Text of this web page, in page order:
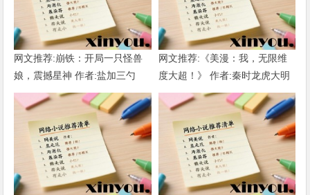
网文推荐:崩铁：开局一只怪兽
娘，震撼星神 作者:盐加三勺
（1-218）TXT下载
网文推荐:《美漫：我，无限维
度大超！》 作者:秦时龙虎大明
1-802章 TXT下载